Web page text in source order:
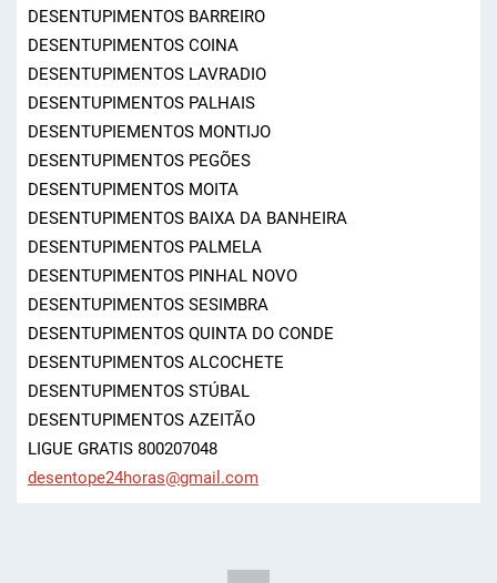
DESENTUPIMENTOS BARREIRO
DESENTUPIMENTOS COINA
DESENTUPIMENTOS LAVRADIO
DESENTUPIMENTOS PALHAIS
DESENTUPIEMENTOS MONTIJO
DESENTUPIMENTOS PEGÕES
DESENTUPIMENTOS MOITA
DESENTUPIMENTOS BAIXA DA BANHEIRA
DESENTUPIMENTOS PALMELA
DESENTUPIMENTOS PINHAL NOVO
DESENTUPIMENTOS SESIMBRA
DESENTUPIMENTOS QUINTA DO CONDE
DESENTUPIMENTOS ALCOCHETE
DESENTUPIMENTOS STÚBAL
DESENTUPIMENTOS AZEITÃO
LIGUE GRATIS 800207048
desentope24horas@gmail.com